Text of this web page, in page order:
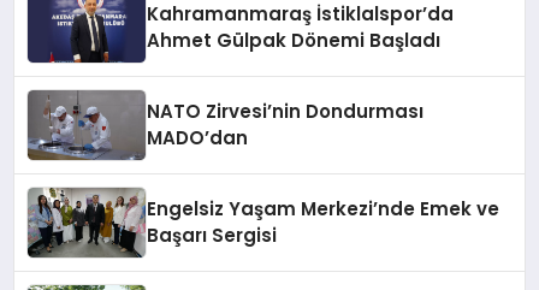
Kahramanmaraş İstiklalspor’da
Ahmet Gülpak Dönemi Başladı
NATO Zirvesi’nin Dondurması
MADO’dan
Engelsiz Yaşam Merkezi’nde Emek ve
Başarı Sergisi